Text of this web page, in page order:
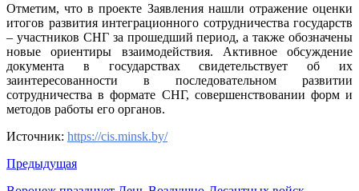
Отметим, что в проекте Заявления нашли отражение оценки
итогов развития интеграционного сотрудничества государств
– участников СНГ за прошедший период, а также обозначены
новые ориентиры взаимодействия. Активное обсуждение
документа в государствах свидетельствует об их
заинтересованности в последовательном развитии
сотрудничества в формате СНГ, совершенствовании форм и
методов работы его органов.
Источник: https://cis.minsk.by/
Предыдущая